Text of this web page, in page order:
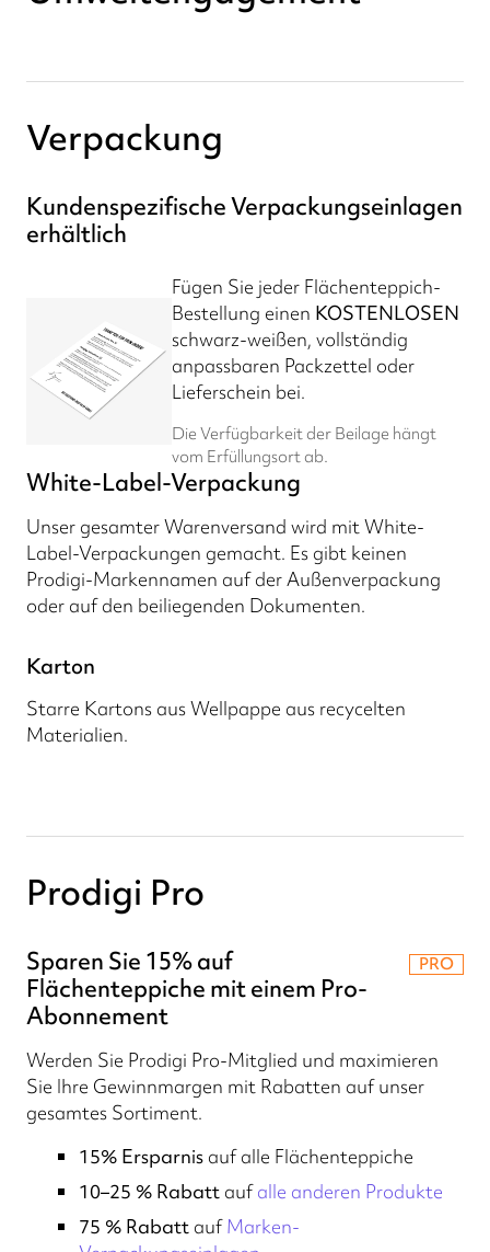
Verpackung
Kundenspezifische Verpackungseinlagen
erhältlich
Fügen Sie jeder Flächenteppich-
Bestellung einen KOSTENLOSEN
schwarz-weißen, vollständig
anpassbaren Packzettel oder
Lieferschein bei.
Die Verfügbarkeit der Beilage hängt
vom Erfüllungsort ab.
White-Label-Verpackung
Unser gesamter Warenversand wird mit White-
Label-Verpackungen gemacht. Es gibt keinen
Prodigi-Markennamen auf der Außenverpackung
oder auf den beiliegenden Dokumenten.
Karton
Starre Kartons aus Wellpappe aus recycelten
Materialien.
Prodigi Pro
Sparen Sie 15% auf
Flächenteppiche mit einem Pro-
Abonnement
PRO
Werden Sie Prodigi Pro-Mitglied und maximieren
Sie Ihre Gewinnmargen mit Rabatten auf unser
gesamtes Sortiment.
15% Ersparnis auf alle Flächenteppiche
10–25 % Rabatt aufalle anderen Produkte
75 % Rabatt aufMarken-